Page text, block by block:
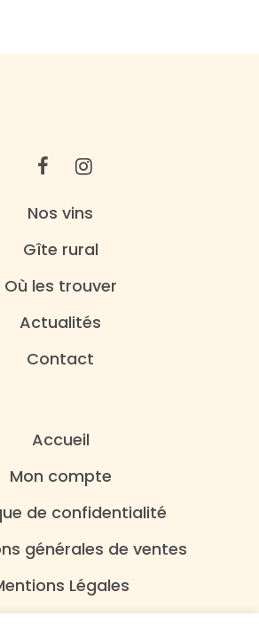
Nos vins
Gîte rural
Où les trouver
Actualités
Contact
Accueil
Mon compte
de confidentialité
générales de ventes
Légales